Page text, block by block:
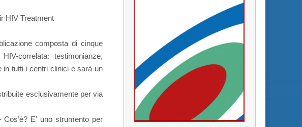
HIV Treatment
composta di cinque
correlata: testimonianze,
in tutti i centri clinici e sarà un
esclusivamente per via
E’ uno strumento per